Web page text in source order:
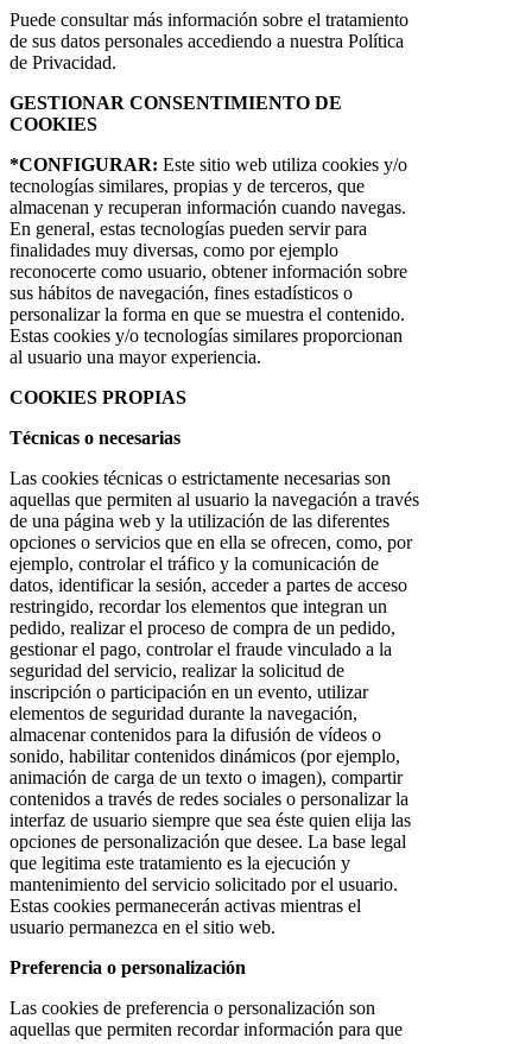
Puede consultar más información sobre el tratamiento
de sus datos personales accediendo a nuestra Política
de Privacidad.
GESTIONAR CONSENTIMIENTO DE
COOKIES
*CONFIGURAR: Este sitio web utiliza cookies y/o
tecnologías similares, propias y de terceros, que
almacenan y recuperan información cuando navegas.
En general, estas tecnologías pueden servir para
finalidades muy diversas, como por ejemplo
reconocerte como usuario, obtener información sobre
sus hábitos de navegación, fines estadísticos o
personalizar la forma en que se muestra el contenido.
Estas cookies y/o tecnologías similares proporcionan
al usuario una mayor experiencia.
COOKIES PROPIAS
Técnicas o necesarias
Las cookies técnicas o estrictamente necesarias son
aquellas que permiten al usuario la navegación a través
de una página web y la utilización de las diferentes
opciones o servicios que en ella se ofrecen, como, por
ejemplo, controlar el tráfico y la comunicación de
datos, identificar la sesión, acceder a partes de acceso
restringido, recordar los elementos que integran un
pedido, realizar el proceso de compra de un pedido,
gestionar el pago, controlar el fraude vinculado a la
seguridad del servicio, realizar la solicitud de
inscripción o participación en un evento, utilizar
elementos de seguridad durante la navegación,
almacenar contenidos para la difusión de vídeos o
sonido, habilitar contenidos dinámicos (por ejemplo,
animación de carga de un texto o imagen), compartir
contenidos a través de redes sociales o personalizar la
interfaz de usuario siempre que sea éste quien elija las
opciones de personalización que desee. La base legal
que legitima este tratamiento es la ejecución y
mantenimiento del servicio solicitado por el usuario.
Estas cookies permanecerán activas mientras el
usuario permanezca en el sitio web.
Preferencia o personalización
Las cookies de preferencia o personalización son
aquellas que permiten recordar información para que